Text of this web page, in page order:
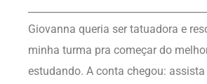
Giovanna queria ser tatuadora e
minha turma pra começar do
estudando. A conta chegou: